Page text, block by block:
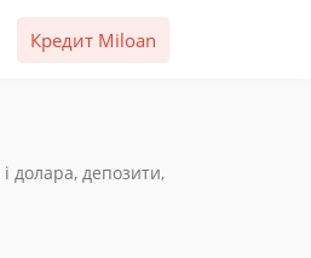
Кредит Miloan
долара, депозити,